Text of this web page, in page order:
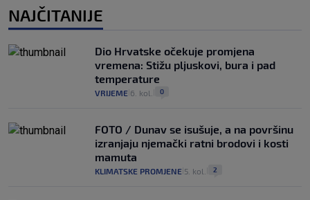
NAJČITANIJE
Dio Hrvatske očekuje promjena
vremena: Stižu pljuskovi, bura i pad
temperature
VRIJEME 6. kol. 0
FOTO / Dunav se isušuje, a na površinu
izranjaju njemački ratni brodovi i kosti
mamuta
KLIMATSKE PROMJENE 5. kol. 2